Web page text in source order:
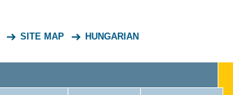
SITE MAP HUNGARIAN